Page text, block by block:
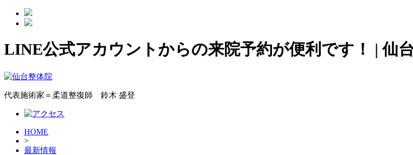
LINE公式アカウントからの来院予約が便利です！ | 仙
代表施術家＝柔道整復師 鈴木 盛登
HOME
>
最新情報